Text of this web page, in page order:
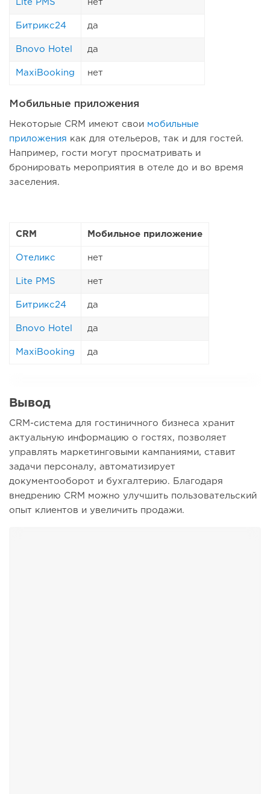
Lite PMS нет
Битрикс24 да
Bnovo Hotel да
MaxiBooking нет
Мобильные приложения
Некоторые CRM имеют свои мобильные
приложения как для отельеров, так и для гостей.
Например, гости могут просматривать и
бронировать мероприятия в отеле до и во время
заселения.
CRM Мобильное приложение
Отеликс нет
Lite PMS нет
Битрикс24 да
Bnovo Hotel да
MaxiBooking да
Вывод
CRM-система для гостиничного бизнеса хранит
актуальную информацию о гостях, позволяет
управлять маркетинговыми кампаниями, ставит
задачи персоналу, автоматизирует
документооборот и бухгалтерию. Благодаря
внедрению CRM можно улучшить пользовательский
опыт клиентов и увеличить продажи.